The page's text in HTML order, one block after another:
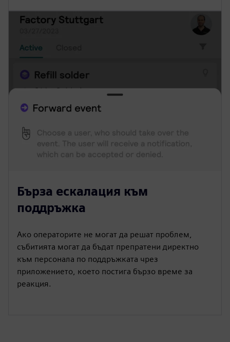
Бърза ескалация към
поддръжка
Ако операторите не могат да решат проблем,
събитията могат да бъдат препратени директно
към персонала по поддръжката чрез
приложението, което постига бързо време за
реакция.